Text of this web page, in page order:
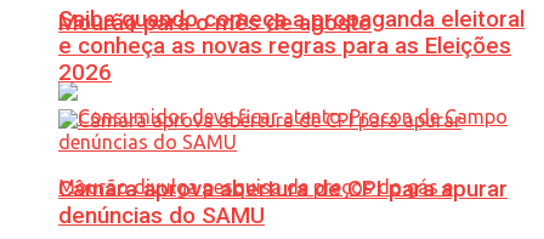
Mourão para o mês de agosto
Saiba quando começa a propaganda eleitoral
e conheça as novas regras para as Eleições
2026
Câmara aprova abertura de CPI para apurar
denúncias do SAMU